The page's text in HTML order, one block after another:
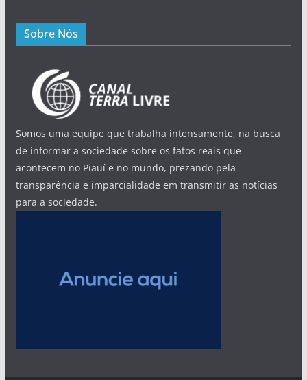
Sobre Nós
Somos uma equipe que trabalha intensamente, na busca
de informar a sociedade sobre os fatos reais que
acontecem no Piauí e no mundo, prezando pela
transparência e imparcialidade em transmitir as notícias
para a sociedade.